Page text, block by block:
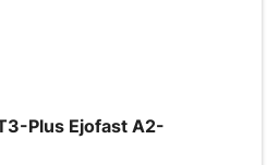
Plus Ejofast A2-